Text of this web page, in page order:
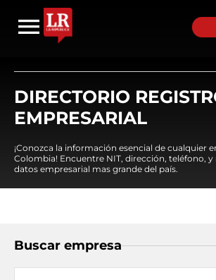
DIRECTORIO
EMPRESARIAL
¡Conozca la información esencial de cualquier
Colombia! Encuentre NIT, dirección, teléfono, y
datos empresarial mas grande del país.
Buscar empresa